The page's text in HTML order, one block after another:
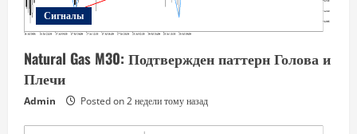
Сигналы
Natural Gas M30: Подтвержден паттерн Голова и
Плечи
Admin Posted on 2 недели тому назад